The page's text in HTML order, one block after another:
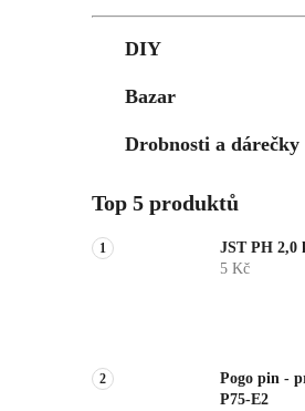
DIY
Bazar
Drobnosti a dárečky
Top 5 produktů
JST PH 2,0
5 Kč
Pogo pin -
P75-E2